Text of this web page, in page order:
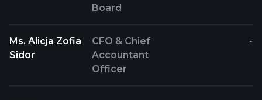
Board
Ms. Alicja Zofia
Sidor
CFO & Chief
Accountant
Officer
-